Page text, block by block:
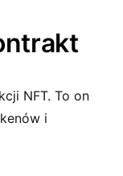
NFT. To on
i